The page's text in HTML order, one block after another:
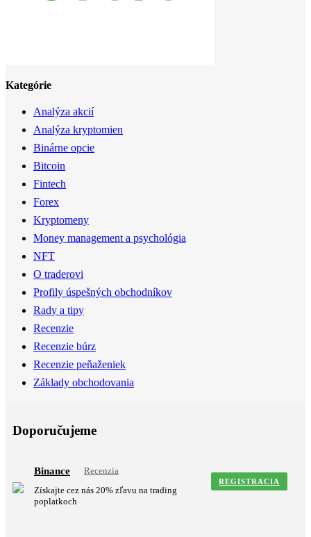
Kategórie
Analýza akcií
Analýza kryptomien
Binárne opcie
Bitcoin
Fintech
Forex
Kryptomeny
Money management a psychológia
NFT
O traderovi
Profily úspešných obchodníkov
Rady a tipy
Recenzie
Recenzie búrz
Recenzie peňaženiek
Základy obchodovania
Doporučujeme
Binance
Recenzia
Získajte cez nás 20% zľavu na trading
poplatkoch
REGISTRACIA